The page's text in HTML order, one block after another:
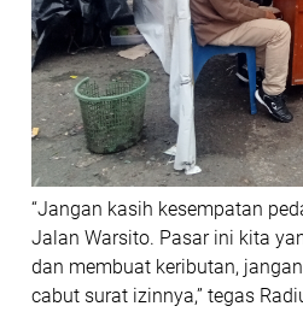
“Jangan kasih kesempatan
Jalan Warsito. Pasar ini kita
dan membuat keributan,
cabut surat izinnya,” tegas